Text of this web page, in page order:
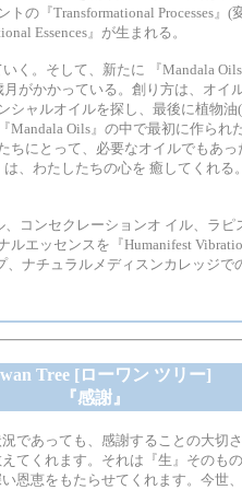
の『Transformational Processes』(
Essences』が生まれる。
く。そして、新たに 『Mandala
がかかっている。創り方は、オイ
ャルオイルを探し、最後に植物油
Oils』の中で最初に作られ
にとって、必要なオイルでもあっ
、わたしたちの心を 癒してくれる
コンセクレーションオ イル、ラピ
エッセンスを『Humanifest
ナチュラルメディスンカレッジで
Tree [ローワン ツリー]
『感謝』
であっても、感謝することの大切
てくれます。それは『生』そのも
恩恵をもたらせてくれます。今世